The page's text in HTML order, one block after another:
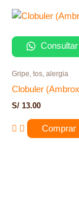
Gripe, tos, alergia
Clobuler
S/ 13.00
Comprar